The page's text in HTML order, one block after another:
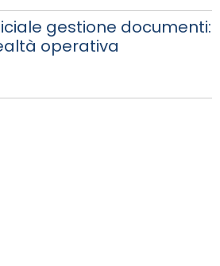
gestione documenti:
operativa